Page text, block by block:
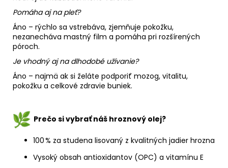
Pomáha aj na pleť?
Áno – rýchlo sa vstrebáva, zjemňuje pokožku,
nezanecháva mastný film a pomáha pri rozšírených
póroch.
Je vhodný aj na dlhodobé užívanie?
Áno – najmä ak si želáte podporiť mozog, vitalitu,
pokožku a celkové zdravie buniek.
Prečo si vybrať náš hroznový olej?
100 % za studena lisovaný z kvalitných jadier hrozna
Vysoký obsah antioxidantov (OPC) a vitamínu E